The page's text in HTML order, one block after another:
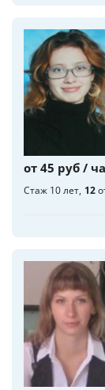
от 45 руб /
Стаж 10 лет 12